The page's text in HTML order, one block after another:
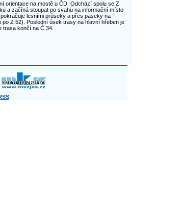
orientace na mostě u ČD. Odchází spolu se Z
a začíná stoupat po svahu na informační místo
lesními průseky a přes paseky na
Z 52). Poslední úsek trasy na hlavní hřeben je
trasa končí na Č 34.